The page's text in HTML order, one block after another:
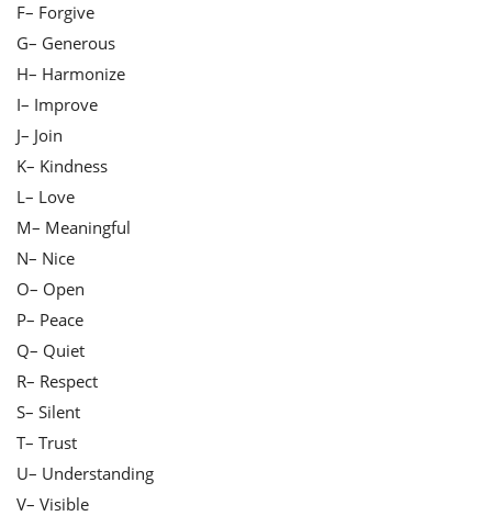
F– Forgive
G– Generous
H– Harmonize
I– Improve
J– Join
K– Kindness
L– Love
M– Meaningful
N– Nice
O– Open
P– Peace
Q– Quiet
R– Respect
S– Silent
T– Trust
U– Understanding
V– Visible